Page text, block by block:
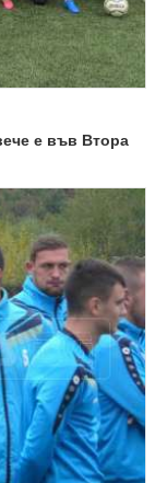
е във Втора